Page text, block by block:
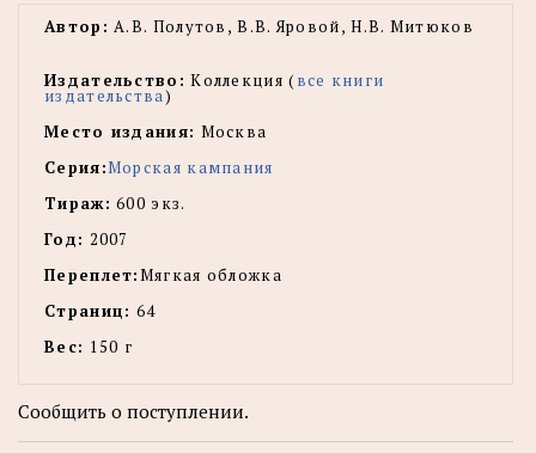
Автор: А.В. Полутов, В.В. Яровой, Н.В. Митюков
Издательство: Коллекция (все книги
издательства)
Место издания: Москва
Серия:Морская кампания
Тираж: 600 экз.
Год: 2007
Переплет:Мягкая обложка
Страниц: 64
Вес: 150 г
Сообщить о поступлении.